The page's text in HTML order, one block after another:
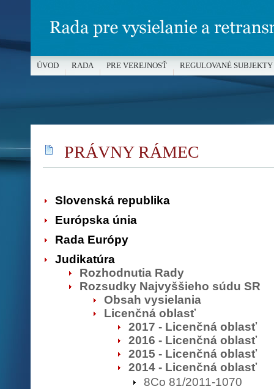
PRÁVNY RÁMEC
Slovenská republika
Európska únia
Rada Európy
Judikatúra
Rozhodnutia Rady
Rozsudky Najvyššieho súdu SR
Obsah vysielania
Licenčná oblasť
2017 - Licenčná oblasť
2016 - Licenčná oblasť
2015 - Licenčná oblasť
2014 - Licenčná oblasť
8Co 81/2011-1070
ÚVOD RADA PRE VEREJNOSŤ REGULOVANÉ SUBJEKTY